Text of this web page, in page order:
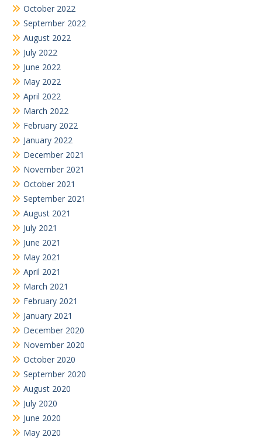
October 2022
September 2022
August 2022
July 2022
June 2022
May 2022
April 2022
March 2022
February 2022
January 2022
December 2021
November 2021
October 2021
September 2021
August 2021
July 2021
June 2021
May 2021
April 2021
March 2021
February 2021
January 2021
December 2020
November 2020
October 2020
September 2020
August 2020
July 2020
June 2020
May 2020